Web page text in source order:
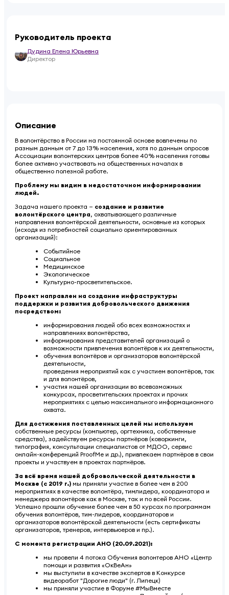
Руководитель проекта
Дудина Елена Юрьевна
Директор
Описание
В волонтёрство в России на постоянной основе вовлечены по
разным данным от 7 до 13% населения, хотя по данным опросов
Ассоциации волонтерских центров более 40% населения готовы
более активно участвовать на общественных началах в
общественно полезной работе.
Проблему мы видим в недостаточном информировании
людей.
Задача нашего проекта — создание и развитие
волонтёрского центра, охватывающего различные
направления волонтёрской деятельности, основные из которых
(исходя из потребностей социально ориентированных
организаций):
Событийное
Социальное
Медицинское
Экологическое
Культурно-просветительское.
Проект направлен на создание инфраструктуры
поддержки и развития добровольческого движения
посредством:
информирования людей обо всех возможностях и
направлениях волонтёрства,
информирования представителей организаций о
возможности привлечения волонтёров к их деятельности,
обучения волонтёров и организаторов волонтёрской
деятельности,
проведения мероприятий как с участием волонтёров, так
и для волонтёров,
участия нашей организации во всевозможных
конкурсах, просветительских проектах и прочих
мероприятиях с целью максимального информационного
охвата.
Для достижения поставленных целей мы используем
собственные ресурсы (компьютер, оргтехника, собственные
средства), задействуем ресурсы партнёров (коворкинги,
типография, консультации специалистов от МДОО, сервис
онлайн-конференций ProofMe и др.), привлекаем партнёров в свои
проекты и участвуем в проектах партнёров.
За всё время нашей добровольческой деятельности в
Москве (с 2019 г.) мы приняли участие в более чем в 200
мероприятиях в качестве волонтёра, тимлидера, координатора и
менеджера волонтёров как в Москве, так и по всей России.
Успешно прошли обучение более чем в 50 курсах по программам
обучения волонтёров, тим-лидеров, координаторов и
организаторов волонтёрской деятельности (есть сертификаты
организаторов, тренеров, интервьюеров и пр.).
С момента регистрации АНО (20.09.2021):
мы провели 4 потока Обучения волонтеров АНО «Центр
помощи и развития «ОкВеАн»
мы выступили в качестве экспертов в Конкурсе
видеоработ "Дорогие люди" (г. Липецк)
мы приняли участие в Форуме #МыВместе